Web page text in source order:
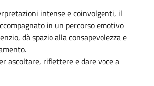
intense e coinvolgenti, il
in un percorso emotivo
dà spazio alla consapevolezza e
ascoltare, riflettere e dare voce a